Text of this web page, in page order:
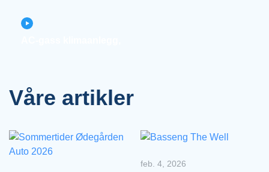
Våre artikler
feb. 4, 2026